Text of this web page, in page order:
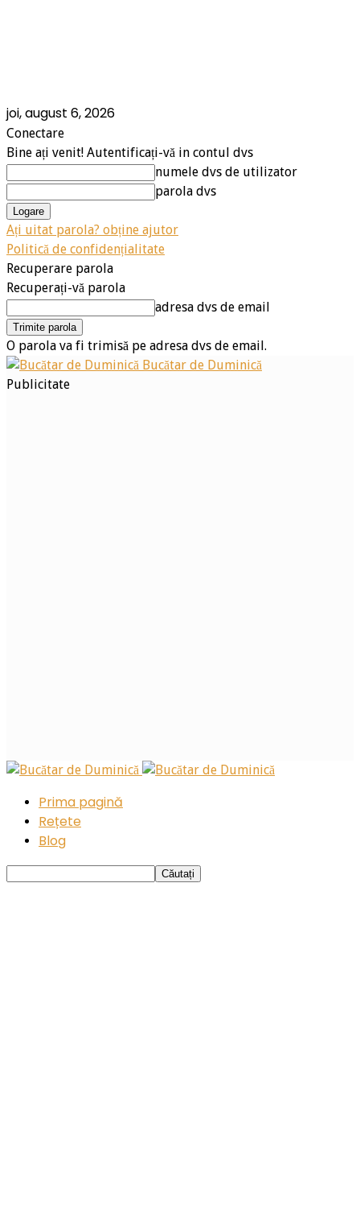
joi, august 6, 2026
Conectare
Bine ați venit! Autentificați-vă in contul dvs
numele dvs de utilizator
parola dvs
Ați uitat parola? obține ajutor
Politică de confidențialitate
Recuperare parola
Recuperați-vă parola
adresa dvs de email
O parola va fi trimisă pe adresa dvs de email.
Bucătar de Duminică
Publicitate
Prima pagină
Rețete
Blog